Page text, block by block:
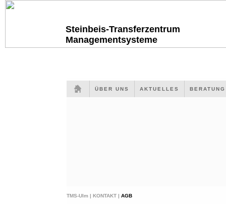
Steinbeis-Transferzentrum
Managementsysteme
ÜBER UNS AKTUELLES
TMS-Ulm | KONTAKT | AGB